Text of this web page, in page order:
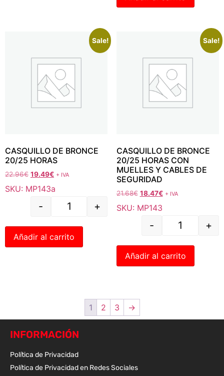
Sale!
CASQUILLO DE BRONCE
20/25 HORAS
22.96€ 19.49€ + IVA
SKU: MP143a
- +
Añadir al carrito
Sale!
CASQUILLO DE BRONCE
20/25 HORAS CON
MUELLES Y CABLES DE
SEGURIDAD
21.68€ 18.47€ + IVA
SKU: MP143
- +
Añadir al carrito
1 2 3 →
INFORMACIÓN
Política de Privacidad
Política de Privacidad en Redes Sociales